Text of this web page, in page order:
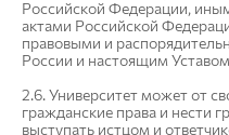
Российской Федерации,
актами Российской
правовыми и
России и настоящим
2.6. Университет может от
гражданские права и нести
выступать истцом и